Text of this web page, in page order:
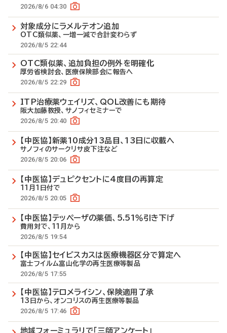
2026/8/6 04:30
対象成分にラメルテオン追加
OTC類似薬、一増一減で合計変わらず
2026/8/5 22:44
OTC類似薬、追加負担の例外を明確化
厚労省検討会、医療保険部会に報告へ
2026/8/5 22:29
ITP治療薬ウェイリズ、QOL改善にも期待
阪大加藤教授、サノフィセミナーで
2026/8/5 20:40
【中医協】新薬10成分13品目、13日に収載へ
サノフィのサークリサ皮下注など
2026/8/5 20:06
【中医協】デュピクセントに4度目の再算定
11月1日付で
2026/8/5 20:05
【中医協】テッペーザの薬価、5.51％引き下げ
費用対で、11月から
2026/8/5 19:54
【中医協】セイビスカスは医療機器区分で算定へ
富士フイルム富山化学の再生医療等製品
2026/8/5 17:55
【中医協】テロメライシン、保険適用了承
13日から、オンコリスの再生医療等製品
2026/8/5 17:46
地域フォーミュラリで「三師アンケート」